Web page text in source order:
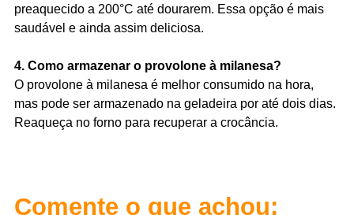
preaquecido a 200°C até dourarem. Essa opção é mais
saudável e ainda assim deliciosa.
4. Como armazenar o provolone à milanesa?
O provolone à milanesa é melhor consumido na hora,
mas pode ser armazenado na geladeira por até dois dias.
Reaqueça no forno para recuperar a crocância.
Comente o que achou: